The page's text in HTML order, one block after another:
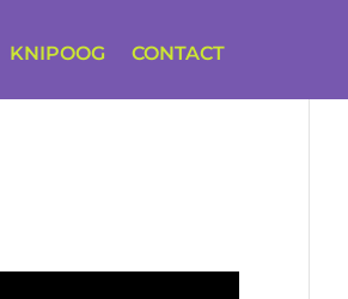
KNIPOOG CONTACT